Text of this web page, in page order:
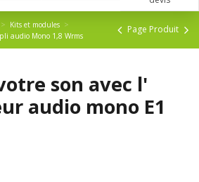
Kits et modules
audio Mono 1,8 Wrms
Page Produit
son avec l'
audio mono E1